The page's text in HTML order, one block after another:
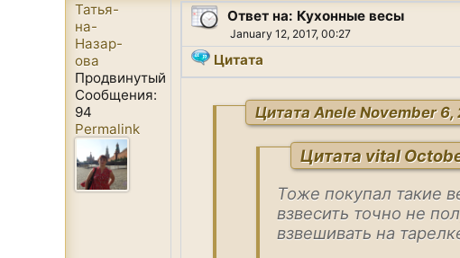
Татья-
на-
Назар-
ова
Продвинутый
Сообщения:
94
Permalink
Ответ на: Кухонные весы
January 12, 2017, 00:27
Цитата
Цитата Anele November 6,
Цитата vital
Тоже покупал такие
взвесить точно не
взвешивать на